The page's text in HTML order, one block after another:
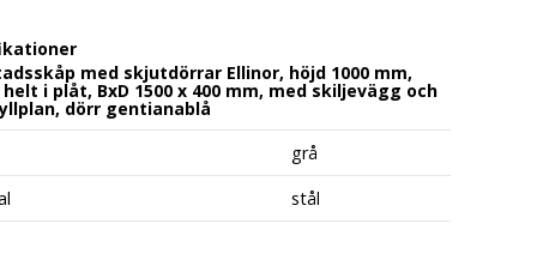
med skjutdörrar Ellinor, höjd 1000 mm,
i plåt, BxD 1500 x 400 mm, med skiljevägg och
dörr gentianablå
grå
stål